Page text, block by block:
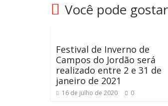
Você pode
Festival de Inverno de
Campos do Jordão será
realizado entre 2 e 31 de
janeiro de 2021
16 de julho de 2020 0